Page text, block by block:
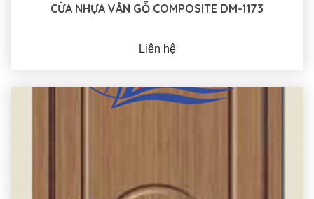
CỬA NHỰA VÂN GỖ COMPOSITE DM-1173
Liên hệ